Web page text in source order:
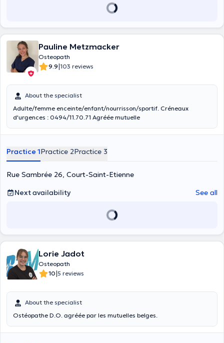
Pauline Metzmacker
Osteopath
9.9|103 reviews
About the specialist
Adulte/femme enceinte/enfant/nourrisson/sportif. Créneaux
d'urgences : 0494/11.70.71 Agréée mutuelle
Practice 1Practice 2Practice 3
Rue Sambrée 26, Court-Saint-Etienne
Next availability
See all
Lorie Jadot
Osteopath
10|5 reviews
About the specialist
Ostéopathe D.O. agréée par les mutuelles belges.